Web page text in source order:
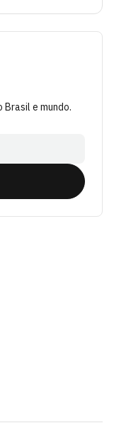
e mundo.